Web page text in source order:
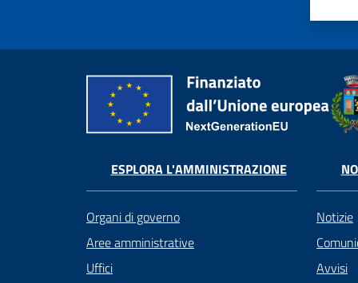
ESPLORA L'AMMINISTRAZIONE
Organi di governo
Aree amministrative
Uffici
Notizie
Avvisi